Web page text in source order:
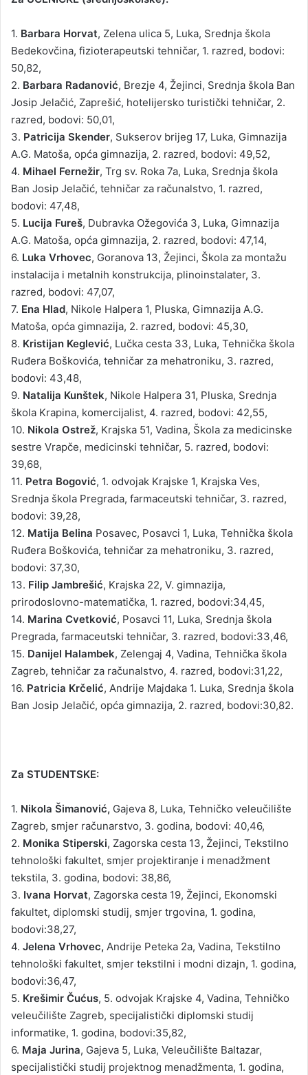
1. Barbara Horvat, Zelena ulica 5, Luka, Srednja škola
Bedekovčina, fizioterapeutski tehničar, 1. razred, bodovi:
50,82,
2. Barbara Radanović, Brezje 4, Žejinci, Srednja škola Ban
Josip Jelačić, Zaprešić, hotelijersko turistički tehničar, 2.
razred, bodovi: 50,01,
3. Patricija Skender, Sukserov brijeg 17, Luka, Gimnazija
A.G. Matoša, opća gimnazija, 2. razred, bodovi: 49,52,
4. Mihael Fernežir, Trg sv. Roka 7a, Luka, Srednja škola
Ban Josip Jelačić, tehničar za računalstvo, 1. razred,
bodovi: 47,48,
5. Lucija Fureš, Dubravka Ožegovića 3, Luka, Gimnazija
A.G. Matoša, opća gimnazija, 2. razred, bodovi: 47,14,
6. Luka Vrhovec, Goranova 13, Žejinci, Škola za montažu
instalacija i metalnih konstrukcija, plinoinstalater, 3.
razred, bodovi: 47,07,
7. Ena Hlad, Nikole Halpera 1, Pluska, Gimnazija A.G.
Matoša, opća gimnazija, 2. razred, bodovi: 45,30,
8. Kristijan Keglević, Lučka cesta 33, Luka, Tehnička škola
Ruđera Boškovića, tehničar za mehatroniku, 3. razred,
bodovi: 43,48,
9. Natalija Kunštek, Nikole Halpera 31, Pluska, Srednja
škola Krapina, komercijalist, 4. razred, bodovi: 42,55,
10. Nikola Ostrež, Krajska 51, Vadina, Škola za medicinske
sestre Vrapče, medicinski tehničar, 5. razred, bodovi:
39,68,
11. Petra Bogović, 1. odvojak Krajske 1, Krajska Ves,
Srednja škola Pregrada, farmaceutski tehničar, 3. razred,
bodovi: 39,28,
12. Matija Belina Posavec, Posavci 1, Luka, Tehnička škola
Ruđera Boškovića, tehničar za mehatroniku, 3. razred,
bodovi: 37,30,
13. Filip Jambrešić, Krajska 22, V. gimnazija,
prirodoslovno-matematička, 1. razred, bodovi:34,45,
14. Marina Cvetković, Posavci 11, Luka, Srednja škola
Pregrada, farmaceutski tehničar, 3. razred, bodovi:33,46,
15. Danijel Halambek, Zelengaj 4, Vadina, Tehnička škola
Zagreb, tehničar za računalstvo, 4. razred, bodovi:31,22,
16. Patricia Krčelić, Andrije Majdaka 1. Luka, Srednja škola
Ban Josip Jelačić, opća gimnazija, 2. razred, bodovi:30,82.
Za STUDENTSKE:
1. Nikola Šimanović, Gajeva 8, Luka, Tehničko veleučilište
Zagreb, smjer računarstvo, 3. godina, bodovi: 40,46,
2. Monika Stiperski, Zagorska cesta 13, Žejinci, Tekstilno
tehnološki fakultet, smjer projektiranje i menadžment
tekstila, 3. godina, bodovi: 38,86,
3. Ivana Horvat, Zagorska cesta 19, Žejinci, Ekonomski
fakultet, diplomski studij, smjer trgovina, 1. godina,
bodovi:38,27,
4. Jelena Vrhovec, Andrije Peteka 2a, Vadina, Tekstilno
tehnološki fakultet, smjer tekstilni i modni dizajn, 1. godina,
bodovi:36,47,
5. Krešimir Čućus, 5. odvojak Krajske 4, Vadina, Tehničko
veleučilište Zagreb, specijalistički diplomski studij
informatike, 1. godina, bodovi:35,82,
6. Maja Jurina, Gajeva 5, Luka, Veleučilište Baltazar,
specijalistički studij projektnog menadžmenta, 1. godina,